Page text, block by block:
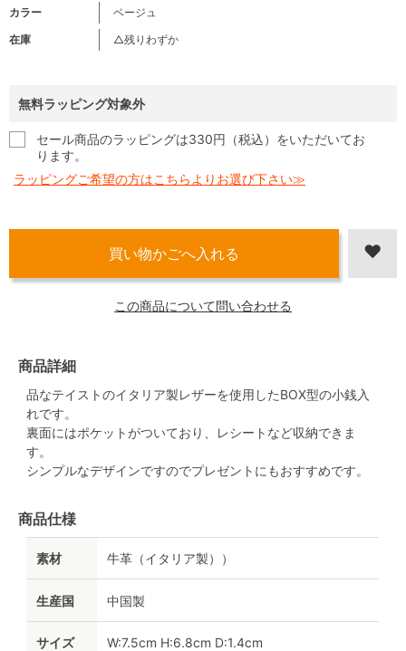
カラー
ベージュ
在庫
△残りわずか
無料ラッピング対象外
セール商品のラッピングは330円（税込）をいただいてお
ります。
ラッピングご希望の方はこちらよりお選び下さい≫
この商品について問い合わせる
商品詳細
品なテイストのイタリア製レザーを使用したBOX型の小銭入
れです。
裏面にはポケットがついており、レシートなど収納できま
す。
シンプルなデザインですのでプレゼントにもおすすめです。
商品仕様
素材 牛革（イタリア製））
生産国 中国製
サイズ W:7.5cm H:6.8cm D:1.4cm